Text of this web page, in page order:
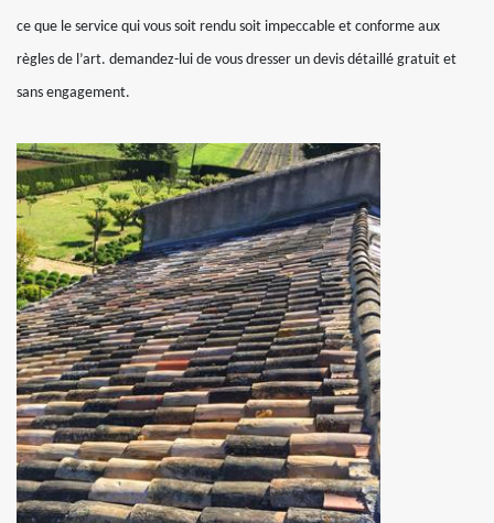
ce que le service qui vous soit rendu soit impeccable et conforme aux
règles de l’art. demandez-lui de vous dresser un devis détaillé gratuit et
sans engagement.